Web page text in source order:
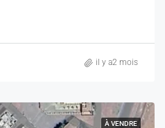
il y a2 mois
À VENDRE